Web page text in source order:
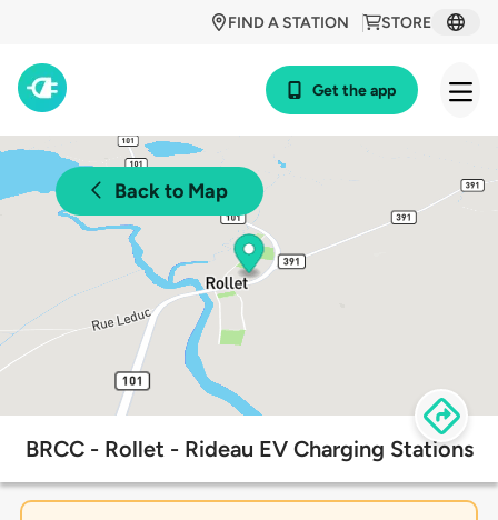
STORE
FIND A STATION
Get the app
Back to Map
BRCC - Rollet - Rideau EV Charging Stations